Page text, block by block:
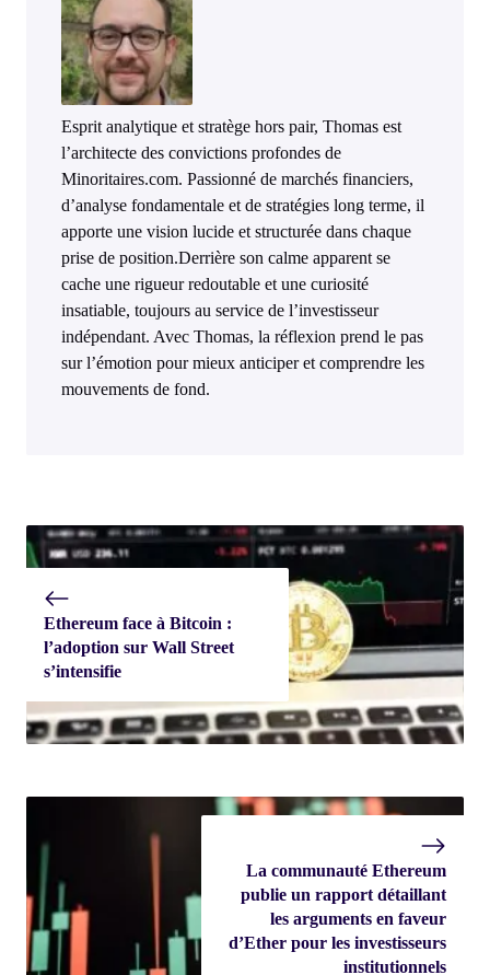
Esprit analytique et stratège hors pair, Thomas est
l’architecte des convictions profondes de
Minoritaires.com. Passionné de marchés financiers,
d’analyse fondamentale et de stratégies long terme, il
apporte une vision lucide et structurée dans chaque
prise de position.Derrière son calme apparent se
cache une rigueur redoutable et une curiosité
insatiable, toujours au service de l’investisseur
indépendant. Avec Thomas, la réflexion prend le pas
sur l’émotion pour mieux anticiper et comprendre les
mouvements de fond.
Ethereum face à Bitcoin :
l’adoption sur Wall Street
s’intensifie
La communauté Ethereum
publie un rapport détaillant
les arguments en faveur
d’Ether pour les investisseurs
institutionnels